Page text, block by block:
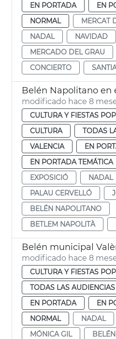
EN PORTADA
EN
NORMAL
MERCAT
NADAL
NAVIDAD
MERCADO DEL GRAU
CONCIERTO
modificado hace 8
CULTURA Y FIESTAS
CULTURA
TODAS
VALENCIA
EN
EN PORTADA TEMÁTICA
EXPOSICIÓ
NADAL
PALAU CERVELLÓ
BELÉN NAPOLITANO
BETLEM NAPOLITÀ
Belén municipal
modificado hace 8
CULTURA Y FIESTAS
TODAS LAS AUDIENCIAS
EN PORTADA
EN
NORMAL
NADAL
MÓNICA GIL